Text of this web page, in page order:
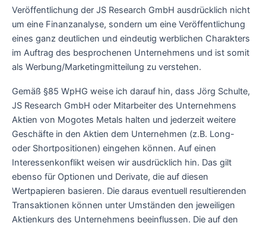
Veröffentlichung der JS Research GmbH ausdrücklich nicht
um eine Finanzanalyse, sondern um eine Veröffentlichung
eines ganz deutlichen und eindeutig werblichen Charakters
im Auftrag des besprochenen Unternehmens und ist somit
als Werbung/Marketingmitteilung zu verstehen.
Gemäß §85 WpHG weise ich darauf hin, dass Jörg Schulte,
JS Research GmbH oder Mitarbeiter des Unternehmens
Aktien von Mogotes Metals halten und jederzeit weitere
Geschäfte in den Aktien dem Unternehmen (z.B. Long-
oder Shortpositionen) eingehen können. Auf einen
Interessenkonflikt weisen wir ausdrücklich hin. Das gilt
ebenso für Optionen und Derivate, die auf diesen
Wertpapieren basieren. Die daraus eventuell resultierenden
Transaktionen können unter Umständen den jeweiligen
Aktienkurs des Unternehmens beeinflussen. Die auf den